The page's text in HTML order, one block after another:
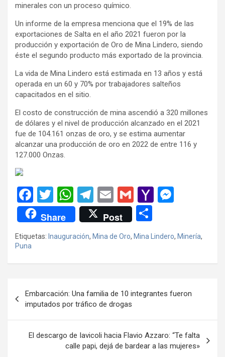
minerales con un proceso químico.
Un informe de la empresa menciona que el 19% de las
exportaciones de Salta en el año 2021 fueron por la
producción y exportación de Oro de Mina Lindero, siendo
éste el segundo producto más exportado de la provincia.
La vida de Mina Lindero está estimada en 13 años y está
operada en un 60 y 70% por trabajadores salteños
capacitados en el sitio.
El costo de construcción de mina ascendió a 320 millones
de dólares y el nivel de producción alcanzado en el 2021
fue de 104.161 onzas de oro, y se estima aumentar
alcanzar una producción de oro en 2022 de entre 116 y
127.000 Onzas.
F
a
ce
b
o
k
T
wi
tt
er
W
h
at
s
A
p
T
el
e
gr
a
E
m
ail
G
m
ail
Y
o
o
ail
n
g
Share Post
o
m
p
tir
Etiquetas: Inauguración, Mina de Oro, Mina Lindero, Minería,
Puna
de
entradas
Embarcación: Una familia de 10 integrantes fueron
imputados por tráfico de drogas
El descargo de Iavicoli hacia Flavio Azzaro: “Te falta
calle papi, dejá de bardear a las mujeres»